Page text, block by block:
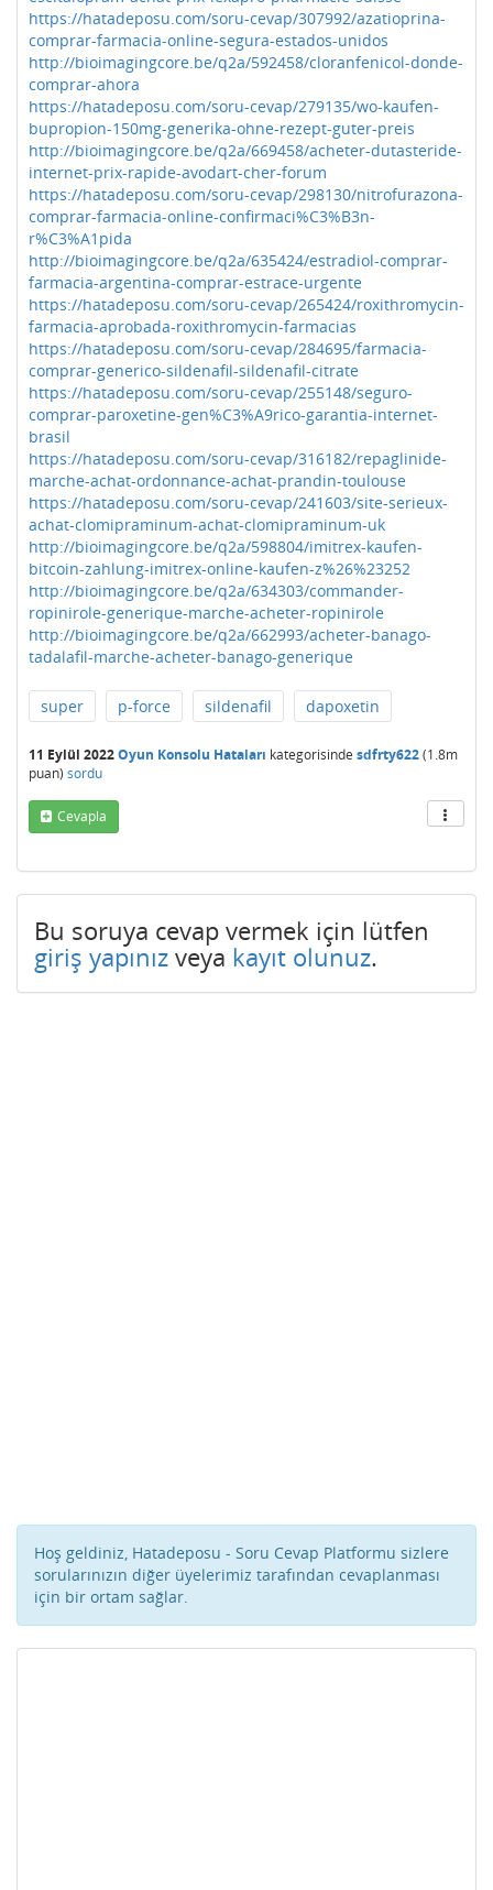
https://hatadeposu.com/soru-cevap/307992/azatioprina-
comprar-farmacia-online-segura-estados-unidos
http://bioimagingcore.be/q2a/592458/cloranfenicol-donde-
comprar-ahora
https://hatadeposu.com/soru-cevap/279135/wo-kaufen-
bupropion-150mg-generika-ohne-rezept-guter-preis
http://bioimagingcore.be/q2a/669458/acheter-dutasteride-
internet-prix-rapide-avodart-cher-forum
https://hatadeposu.com/soru-cevap/298130/nitrofurazona-
comprar-farmacia-online-confirmaci%C3%B3n-
r%C3%A1pida
http://bioimagingcore.be/q2a/635424/estradiol-comprar-
farmacia-argentina-comprar-estrace-urgente
https://hatadeposu.com/soru-cevap/265424/roxithromycin-
farmacia-aprobada-roxithromycin-farmacias
https://hatadeposu.com/soru-cevap/284695/farmacia-
comprar-generico-sildenafil-sildenafil-citrate
https://hatadeposu.com/soru-cevap/255148/seguro-
comprar-paroxetine-gen%C3%A9rico-garantia-internet-
brasil
https://hatadeposu.com/soru-cevap/316182/repaglinide-
marche-achat-ordonnance-achat-prandin-toulouse
https://hatadeposu.com/soru-cevap/241603/site-serieux-
achat-clomipraminum-achat-clomipraminum-uk
http://bioimagingcore.be/q2a/598804/imitrex-kaufen-
bitcoin-zahlung-imitrex-online-kaufen-z%26%23252
http://bioimagingcore.be/q2a/634303/commander-
ropinirole-generique-marche-acheter-ropinirole
http://bioimagingcore.be/q2a/662993/acheter-banago-
tadalafil-marche-acheter-banago-generique
super p-force sildenafil dapoxetin
11 Eylül 2022Oyun Konsolu Hataları kategorisinde sdfrty622(1.8m
puan) sordu
Cevapla
Bu soruya cevap vermek için lütfen
giriş yapınız veya kayıt olunuz.
Hoş geldiniz, Hatadeposu - Soru Cevap Platformu sizlere
sorularınızın diğer üyelerimiz tarafından cevaplanması
için bir ortam sağlar.